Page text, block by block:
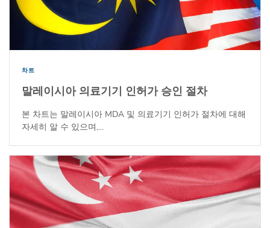
차트
말레이시아 의료기기 인허가 승인 절차
본 차트는 말레이시아 MDA 및 의료기기 인허가 절차에 대해
자세히 알 수 있으며,...